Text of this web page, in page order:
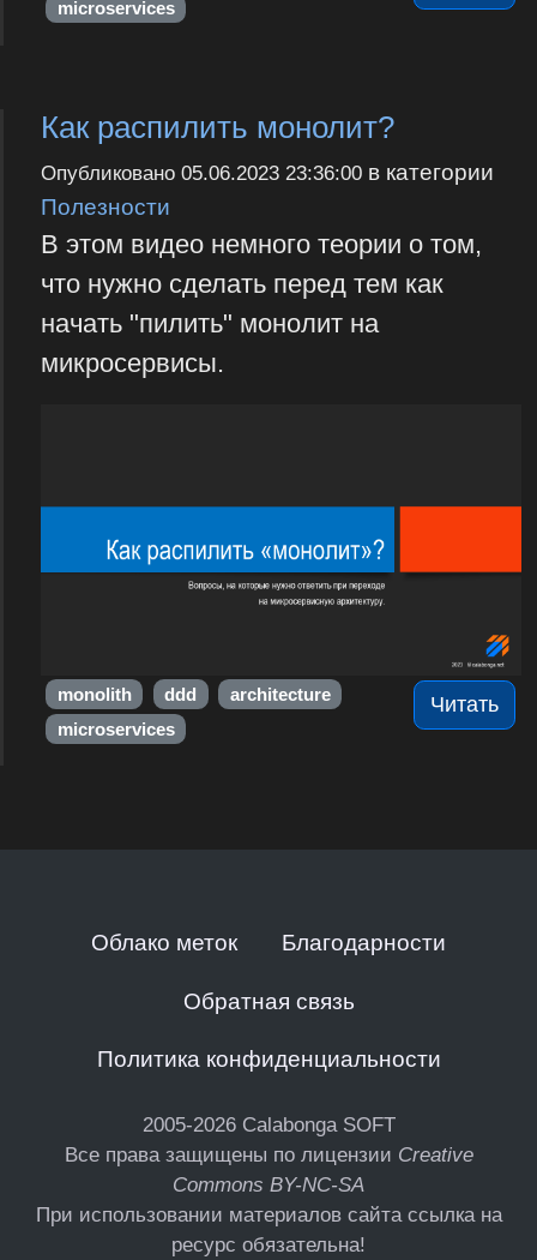
microservices
Как распилить монолит?
Опубликовано 05.06.2023 23:36:00в категории
Полезности
В этом видео немного теории о том,
что нужно сделать перед тем как
начать "пилить" монолит на
микросервисы.
Читать
monolith ddd
architecture
microservices
Облако меток Благодарности
Обратная связь
Политика конфиденциальности
2005-2026 Calabonga SOFT
Все права защищены по лицензии Creative
Commons BY-NC-SA
При использовании материалов сайта ссылка на
ресурс обязательна!